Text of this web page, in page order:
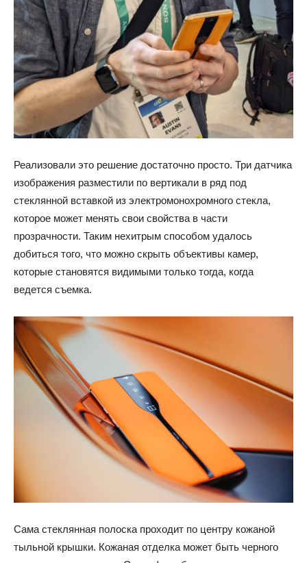
Реализовали это решение достаточно просто. Три датчика
изображения разместили по вертикали в ряд под
стеклянной вставкой из электромонохромного стекла,
которое может менять свои свойства в части
прозрачности. Таким нехитрым способом удалось
добиться того, что можно скрыть объективы камер,
которые становятся видимыми только тогда, когда
ведется съемка.
Сама стеклянная полоска проходит по центру кожаной
тыльной крышки. Кожаная отделка может быть черного